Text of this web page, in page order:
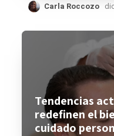
Carla Roccozo
Tendencias
redefinen el
cuidado